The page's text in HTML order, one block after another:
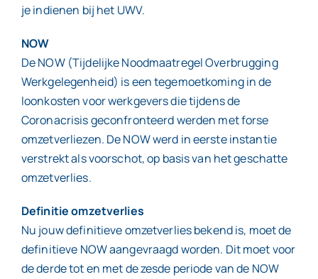
je indienen bij het UWV.
NOW
De NOW (Tijdelijke Noodmaatregel Overbrugging
Werkgelegenheid) is een tegemoetkoming in de
loonkosten voor werkgevers die tijdens de
Coronacrisis geconfronteerd werden met forse
omzetverliezen. De NOW werd in eerste instantie
verstrekt als voorschot, op basis van het geschatte
omzetverlies.
Definitie omzetverlies
Nu jouw definitieve omzetverlies bekend is, moet de
definitieve NOW aangevraagd worden. Dit moet voor
de derde tot en met de zesde periode van de NOW